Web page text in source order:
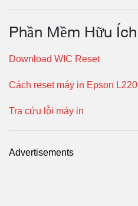
Phần Mềm Hữu Ích
Download WIC Reset
Cách reset máy in Epson L220
Tra cứu lỗi máy in
Advertisements